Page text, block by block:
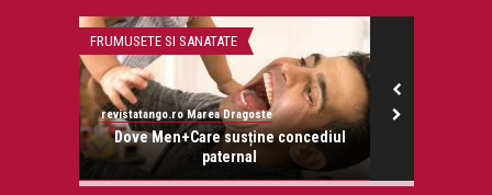
FRUMUSETE SI SANATATE
revistatango.ro Marea Dragoste
Dove Men+Care susține concediul
paternal